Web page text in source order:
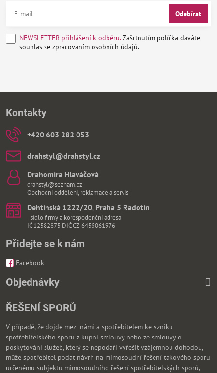
Odebírat
NEWSLETTER přihlášení k odběru.Zašrtnutím políčka dáváte
souhlas se zpracováním osobních údajů.
Kontakty
+420 603 282 053
drahstyl​@drahstyl​.cz
Drahomíra Hlaváčová
drahstyl@seznam.cz
Obchodní oddělení, reklamace a servis
Dehtínská 1222/20, Praha 5 Radotín
- sídlo firmy a korespodenční adresa
IČ 12582875 DIČ CZ-6455061976
Přidejte se k nám
Facebook
Objednávky
ŘEŠENÍ SPORŮ
V případě, že dojde mezi námi a spotřebitelem ke vzniku
spotřebitelského sporu z kupní smlouvy nebo ze smlouvy o
poskytování služeb, který se nepodaří vyřešit vzájemnou dohodou,
může spotřebitel podat návrh na mimosoudní řešení takového sporu
určenému subjektu mimosoudního řešení spotřebitelských sporů,